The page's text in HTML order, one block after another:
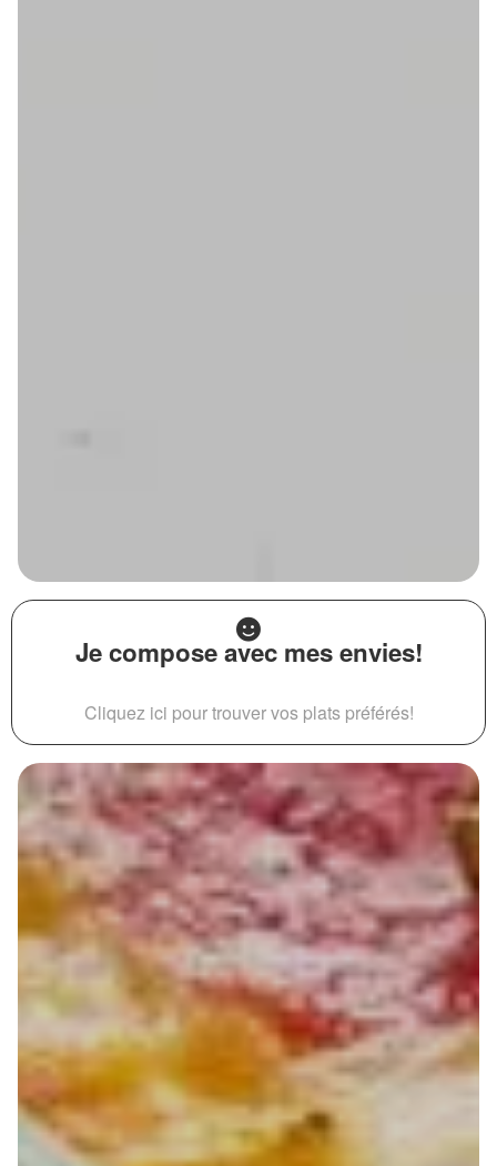
Je compose avec mes envies!
Cliquez ici pour trouver vos plats préférés!